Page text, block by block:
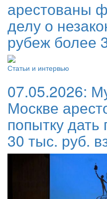
арестованы
делу о
рубеж более
Статьи и интервью
07.05.2026:
Москве
попытку
30 тыс. руб.